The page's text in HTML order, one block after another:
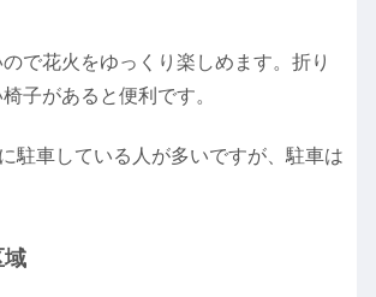
で花火をゆっくり楽しめます。折り
子があると便利です。
駐車している人が多いですが、駐車は
域